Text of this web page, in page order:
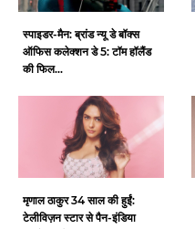
स्पाइडर-मैन: ब्रांड न्यू डे बॉक्स
ऑफिस कलेक्शन डे 5: टॉम हॉलैंड
की फिल...
मृणाल ठाकुर 34 साल की हुईं:
टेलीविज़न स्टार से पैन-इंडिया